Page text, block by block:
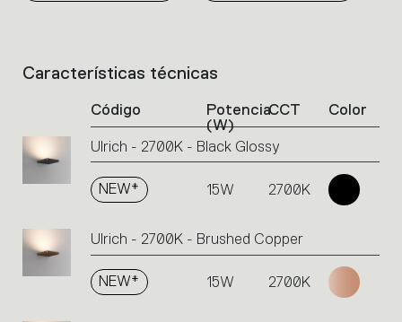
List
Click
on
the
or
icons
to
Características técnicas
Código
Potencia
(W)
CCT Color
Ulrich - 2700K - Black Glossy
NEW* 15W 2700K
Ulrich - 2700K - Brushed Copper
NEW* 15W 2700K